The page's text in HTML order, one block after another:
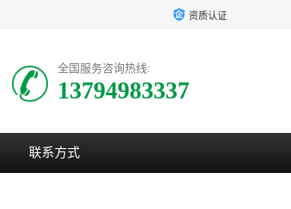
资质认证
全国服务咨询热线:
13794983337
联系方式